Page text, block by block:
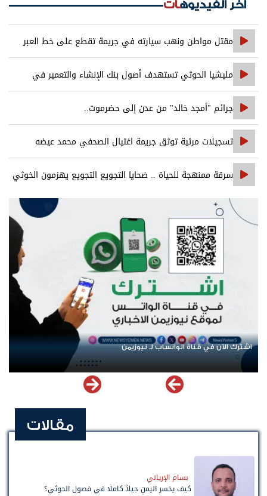
اخر الفيديوهات
مقتل مواطن ونهب سيارته في جريمة تقطع على خط العبر
مليشيا الحوثي تستهدف أصول بنك الإنشاء والتعمير في
صنعاء
جرائم "أمجد خالد" من عدن إلى حضرموت..
تسجيلات مرئية توثق جريمة اغتيال الصحفي محمد عيضه
سرقة ممنهجة للحياة .. ضحايا التجويع التجويع يهزمون الخوثي
عودة الرحلات الدولية إلى اليمن.. ادعاء حكومي بلا معطيات
مقالات
بسام الإرياني
كيف يخسر اليمن جيلاً كاملًا في فصول الحوثي؟